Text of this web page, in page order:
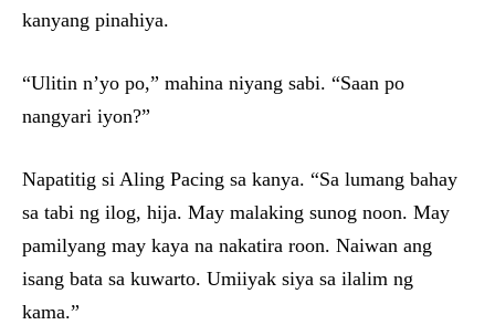
kanyang pinahiya.
“Ulitin n’yo po,” mahina niyang sabi. “Saan po
nangyari iyon?”
Napatitig si Aling Pacing sa kanya. “Sa lumang bahay
sa tabi ng ilog, hija. May malaking sunog noon. May
pamilyang may kaya na nakatira roon. Naiwan ang
isang bata sa kuwarto. Umiiyak siya sa ilalim ng
kama.”